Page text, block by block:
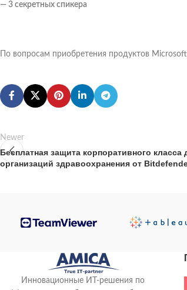
— 3 секретных спикера
По вопросам приобретения продуктов
Newer
Бесплатная защита корпоративного класса
организаций здравоохранения от
Инновационные ИТ-решения по